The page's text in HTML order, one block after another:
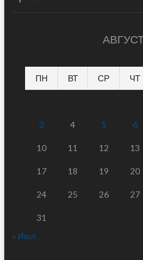
ПН ВТ СР ЧТ
3 4 5 6
10 11 12 13
17 18 19 20
24 25 26 27
31
« Июл